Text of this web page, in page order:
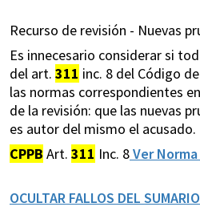
Recurso de revisión - Nuevas
Es innecesario considerar si
del art. 311 inc. 8 del Código
las normas correspondientes
de la revisión: que las nuevas
es autor del mismo el acusado.
CPPB Art. 311 Inc. 8Ver Norma
OCULTAR FALLOS DEL SUMARIO